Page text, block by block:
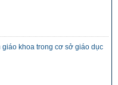
khoa trong cơ sở giáo dục